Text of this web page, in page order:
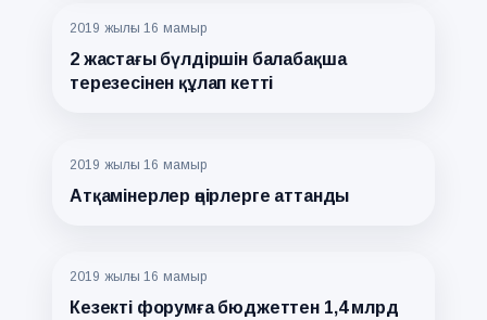
2019 жылғы 16 мамыр
2 жастағы бүлдіршін балабақша
терезесінен құлап кетті
2019 жылғы 16 мамыр
Атқамінерлер өңірлерге аттанды
2019 жылғы 16 мамыр
Кезекті форумға бюджеттен 1,4 млрд